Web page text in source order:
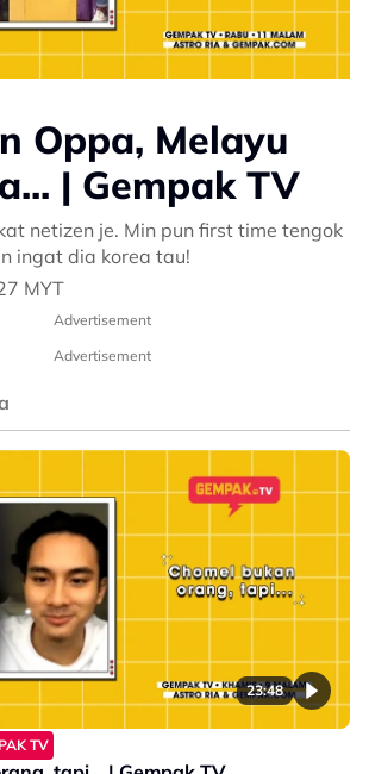
Oppa, Melayu
| Gempak TV
netizen je. Min pun first time tengok
ingat dia korea tau!
MYT
Advertisement
Advertisement
23:48
TV